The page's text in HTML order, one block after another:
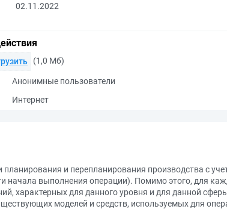
02.11.2022
(1,0 Мб)
Анонимные пользователи
Интернет
и перепланирования производства с
начала выполнения операции). Помимо этого, для
характерных для данного уровня и для данной
моделей и средств, используемых для